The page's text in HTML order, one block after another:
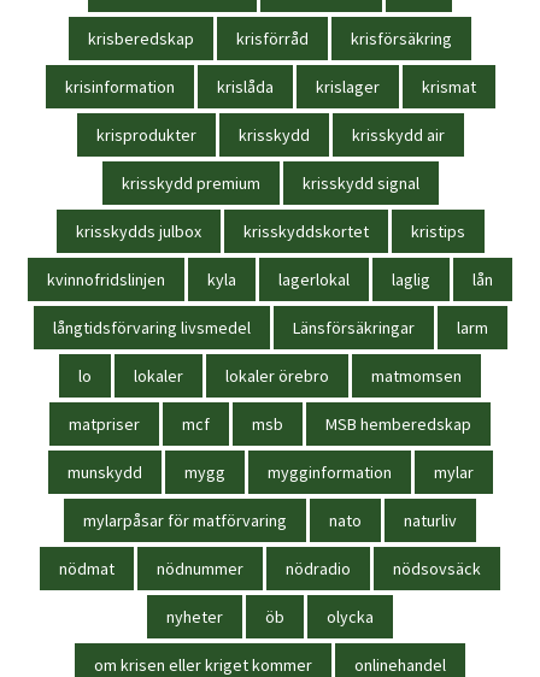
krisberedskap krisförråd krisförsäkring
krisinformation krislåda krislager krismat
krisprodukter krisskydd krisskydd air
krisskydd premium krisskydd signal
krisskydds julbox krisskyddskortet kristips
kvinnofridslinjen kyla lagerlokal laglig lån
långtidsförvaring livsmedel Länsförsäkringar larm
lo lokaler lokaler örebro matmomsen
matpriser mcf msb MSB hemberedskap
munskydd mygg mygginformation mylar
mylarpåsar för matförvaring nato naturliv
nödmat nödnummer nödradio nödsovsäck
nyheter öb olycka
om krisen eller kriget kommer onlinehandel